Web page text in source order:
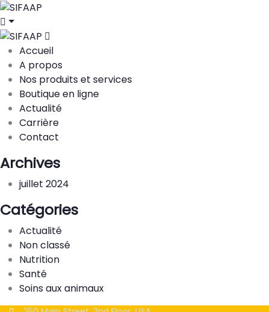
Accueil
A propos
Nos produits et services
Boutique en ligne
Actualité
Carrière
Contact
Archives
juillet 2024
Catégories
Actualité
Non classé
Nutrition
Santé
Soins aux animaux